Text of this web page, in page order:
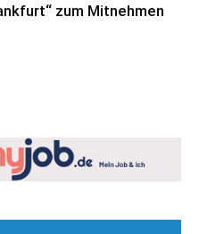
zum Mitnehmen